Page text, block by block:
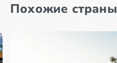
Похожие страны